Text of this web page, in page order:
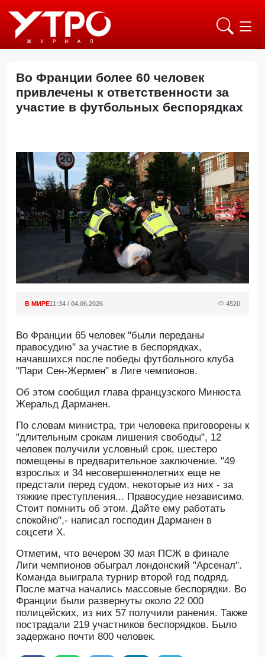
Во Франции более 60 человек
привлечены к ответственности за
участие в футбольных беспорядках
В МИРЕ11:34 / 04.06.2026 4520
Во Франции 65 человек "были переданы
правосудию" за участие в беспорядках,
начавшихся после победы футбольного клуба
"Пари Сен-Жермен" в Лиге чемпионов.
Oб этом сообщил глава французского Минюста
Жеральд Дарманен.
По словам министра, три человека приговорены к
"длительным срокам лишения свободы", 12
человек получили условный срок, шестеро
помещены в предварительное заключение. "49
взрослых и 34 несовершеннолетних еще не
предстали перед судом, некоторые из них - за
тяжкие преступления... Правосудие независимо.
Стоит помнить об этом. Дайте ему работать
спокойно",- написал господин Дарманен в
соцсети X.
Отметим, что вечером 30 мая ПСЖ в финале
Лиги чемпионов обыграл лондонский "Арсенал".
Команда выиграла турнир второй год подряд.
После матча начались массовые беспорядки. Во
Франции были развернуты около 22 000
полицейских, из них 57 получили ранения. Также
пострадали 219 участников беспорядков. Было
задержано почти 800 человек.